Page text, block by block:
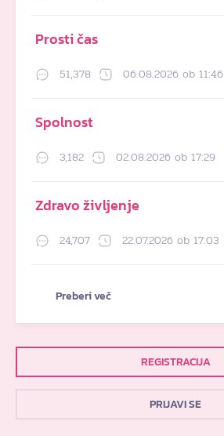
Prosti čas
51,378 06.08.2026 ob 11:46
Spolnost
3,182 02.08.2026 ob 17:29
Zdravo življenje
24,707 22.07.2026 ob 17:03
Preberi več
REGISTRACIJA
PRIJAVI SE